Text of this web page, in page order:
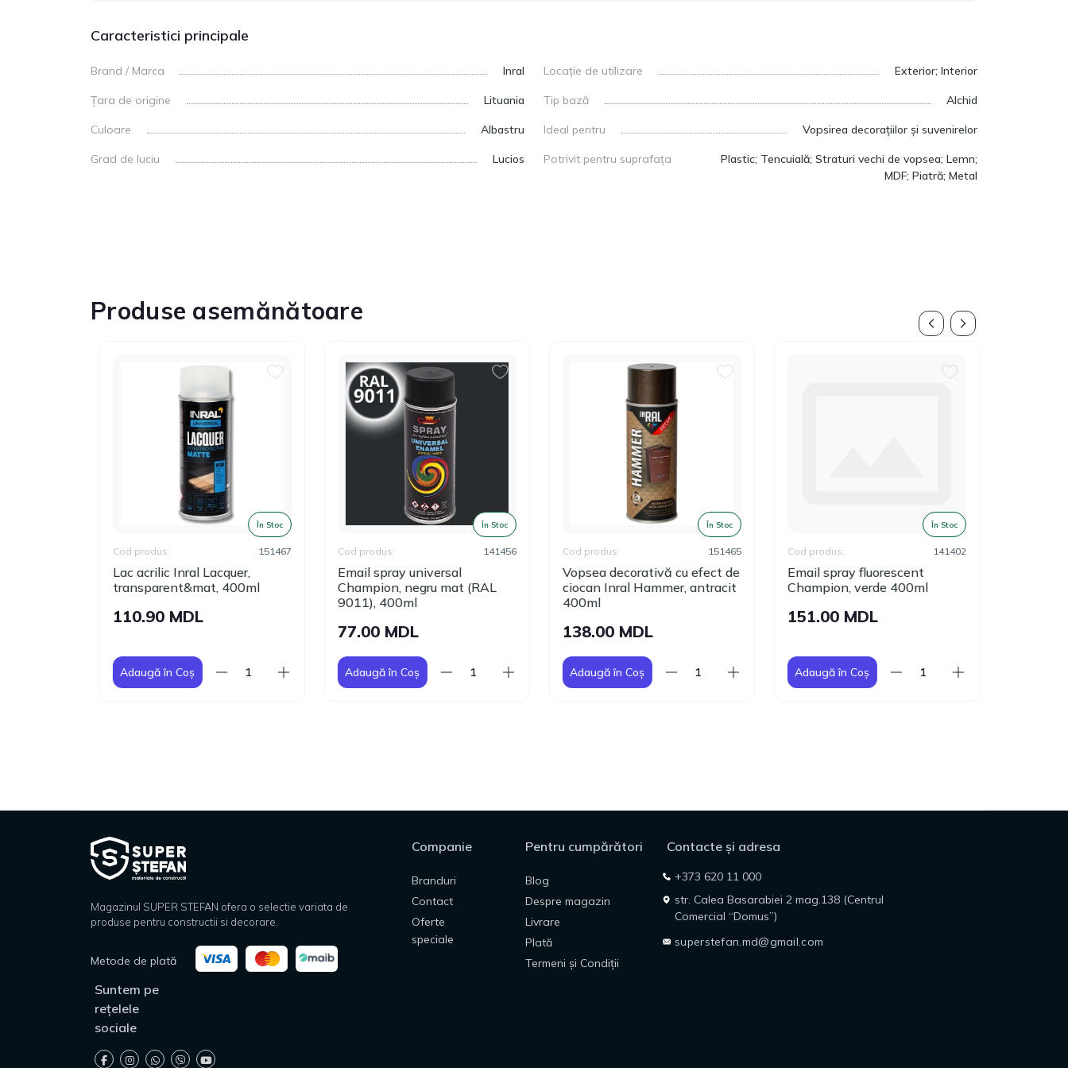
Caracteristici principale
Brand / Marca Inral
Țara de origine Lituania
Culoare Albastru
Grad de luciu Lucios
Locație de utilizare Exterior; Interior
Tip bază Alchid
Ideal pentru Vopsirea decorațiilor și suvenirelor
Potrivit pentru suprafața
Plastic; Tencuială; Straturi vechi de vopsea; Lemn;
MDF; Piatră; Metal
Produse asemănătoare
În Stoc
Lac acrilic Inral Lacquer,
transparent&mat, 400ml
Cod produs: 151467
110.90 MDL
Adaugă în Coș
În Stoc
Email spray universal
Champion, negru mat (RAL
9011), 400ml
Cod produs: 141456
77.00 MDL
Adaugă în Coș
În Stoc
Vopsea decorativă cu efect de
ciocan Inral Hammer, antracit
400ml
Cod produs: 151465
138.00 MDL
Adaugă în Coș
În Stoc
Email spray fluorescent
Champion, verde 400ml
Cod produs: 141402
151.00 MDL
Adaugă în Coș
Magazinul SUPER STEFAN ofera o selectie variata de
produse pentru constructii si decorare.
Metode de plată
Companie
Branduri
Contact
Oferte
speciale
Pentru cumpărători
Blog
Despre magazin
Livrare
Plată
Termeni și Condiții
Contacte și adresa
+373 620 11 000
str. Calea Basarabiei 2 mag.138 (Centrul
Comercial “Domus”)
superstefan.md@gmail.com
Suntem pe
rețelele
sociale